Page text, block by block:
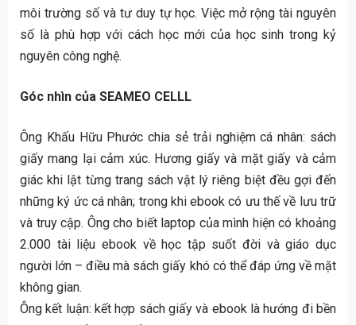
môi trường số và tư duy tự học. Việc mở rộng tài nguyên
số là phù hợp với cách học mới của học sinh trong kỷ
nguyên công nghệ.
Góc nhìn của SEAMEO CELLL
Ông Khấu Hữu Phước chia sẻ trải nghiệm cá nhân: sách
giấy mang lại cảm xúc. Hương giấy và mặt giấy và cảm
giác khi lật từng trang sách vật lý riêng biệt đều gợi đến
những ký ức cá nhân; trong khi ebook có ưu thế về lưu trữ
và truy cập. Ông cho biết laptop của mình hiện có khoảng
2.000 tài liệu ebook về học tập suốt đời và giáo dục
người lớn – điều mà sách giấy khó có thể đáp ứng về mặt
không gian.
Ông kết luận: kết hợp sách giấy và ebook là hướng đi bền